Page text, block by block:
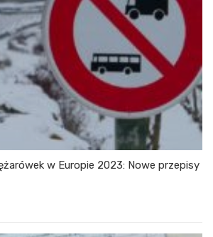
w Europie 2023: Nowe przepisy